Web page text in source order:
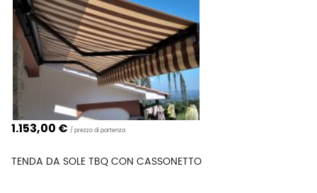
TENDA DA SOLE SUN A BRACCI, CON MOTORE E
898,00 € prezzo di partenza